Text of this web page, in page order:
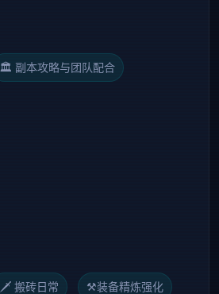
🏛️ 副本攻略与团队配合
🗡️ 搬砖日常 ⚒️装备精炼强化